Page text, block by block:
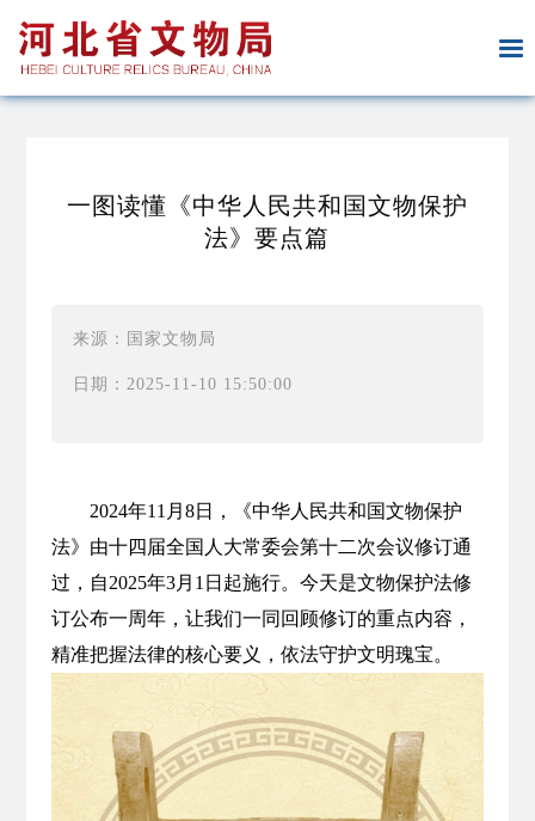
一图读懂《中华人民共和国文物保护
法》要点篇
来源：国家文物局
日期：2025-11-10 15:50:00
2024年11月8日，《中华人民共和国文物保护
法》由十四届全国人大常委会第十二次会议修订通
过，自2025年3月1日起施行。今天是文物保护法修
订公布一周年，让我们一同回顾修订的重点内容，
精准把握法律的核心要义，依法守护文明瑰宝。